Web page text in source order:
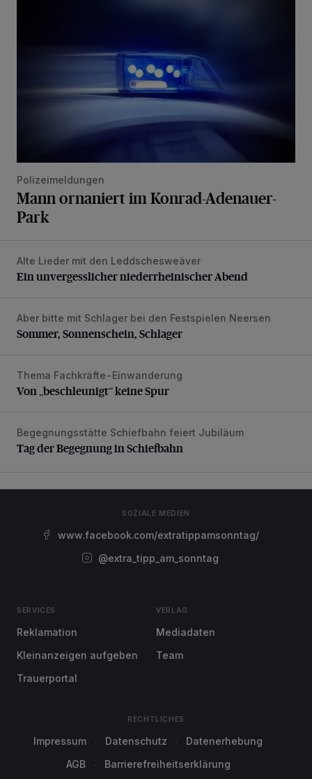
Polizeimeldungen
Mann ornaniert im Konrad-Adenauer-
Park
Ein unvergesslicher niederrheinischer Abend
Alte Lieder mit den Leddschesweäver
Ein unvergesslicher niederrheinischer Abend
Sommer, Sonnenschein, Schlager
Aber bitte mit Schlager bei den Festspielen Neersen
Sommer, Sonnenschein, Schlager
Von „beschleunigt“ keine Spur
Thema Fachkräfte-Einwanderung
Von „beschleunigt“ keine Spur
Tag der Begegnung in Schiefbahn
Begegnungsstätte Schiefbahn feiert Jubiläum
Tag der Begegnung in Schiefbahn
SOZIALE MEDIEN
www.facebook.com/extratippamsonntag/
@extra_tipp_am_sonntag
SERVICES
Reklamation
Kleinanzeigen aufgeben
Trauerportal
VERLAG
Mediadaten
Team
RECHTLICHES
Impressum Datenschutz
Datenerhebung
AGB
Barrierefreiheitserklärung